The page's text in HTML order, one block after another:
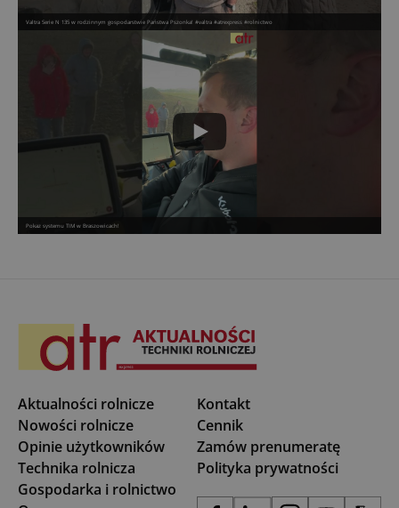
Valtra Serie N 135 w rodzinnym gospodarstwie Państwa Pszonka! #valtra #atrexpress #rolnictwo
Pokaz systemu TIM w Braszowicach!
Aktualności rolnicze
Nowości rolnicze
Opinie użytkowników
Technika rolnicza
Gospodarka i rolnictwo
Kontakt
Cennik
Zamów prenumeratę
Polityka prywatności